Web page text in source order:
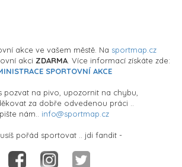
akce ve vašem městě. Na sportmap.cz
akci ZDARMA . Více informací získáte zde:
SPORTOVNÍ AKCE
pozvat na pivo, upozornit na chybu,
za dobře odvedenou práci ..
nám.. info@sportmap.cz
pořád sportovat .. jdi fandit -